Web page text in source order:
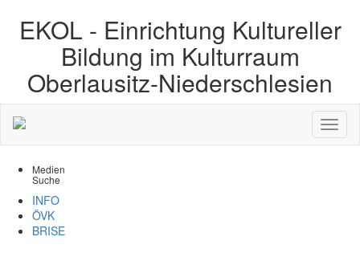
EKOL - Einrichtung Kultureller
Bildung im Kulturraum
Oberlausitz-Niederschlesien
Medien
Suche
INFO
ÖVK
BRISE